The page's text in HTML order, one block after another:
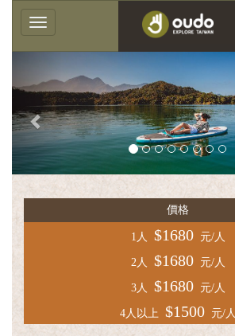
客
庄
Toggle
navigation
價格
1人 $1680 元/人
2人 $1680 元/人
3人 $1680 元/人
4人以上 $1500 元/人